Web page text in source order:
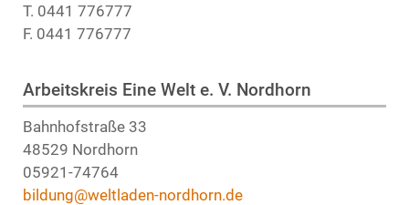
T. 0441 776777
F. 0441 776777
Arbeitskreis Eine Welt e. V. Nordhorn
Bahnhofstraße 33
48529 Nordhorn
05921-74764
bildung@weltladen-nordhorn.de